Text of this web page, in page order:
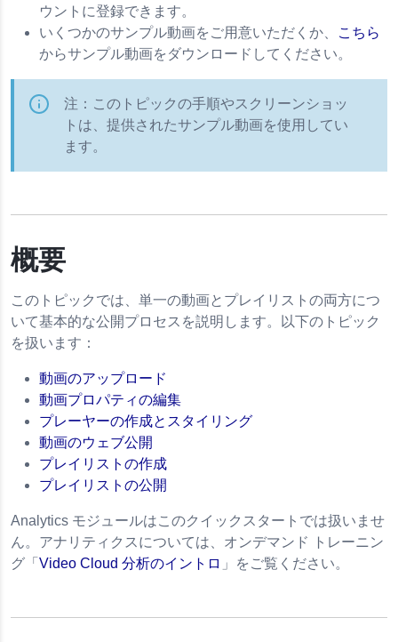
ウントに登録できます。
いくつかのサンプル動画をご用意いただくか、
こちら
からサンプル動画をダウンロードしてください。
注：このトピックの手順やスクリーンショッ
トは、提供されたサンプル動画を使用してい
ます。
概要
このトピックでは、単一の動画とプレイリストの両方につ
いて基本的な公開プロセスを説明します。以下のトピック
を扱います：
動画のアップロード
動画プロパティの編集
プレーヤーの作成とスタイリング
動画のウェブ公開
プレイリストの作成
プレイリストの公開
Analytics モジュールはこのクイックスタートでは扱いませ
ん。アナリティクスについては、オンデマンド トレーニン
グ「 Video Cloud 分析のイントロ 」をご覧ください。